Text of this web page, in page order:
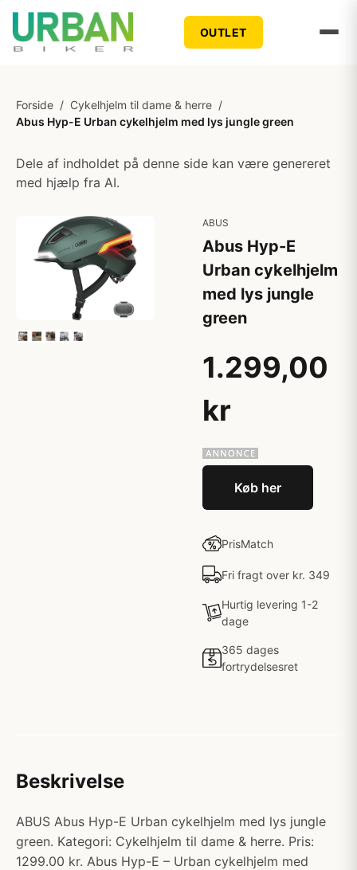
OUTLET
Forside / Cykelhjelm til dame & herre /
Abus Hyp-E Urban cykelhjelm med lys jungle green
Dele af indholdet på denne side kan være genereret
med hjælp fra AI.
ABUS
Abus Hyp-E
Urban cykelhjelm
med lys jungle
green
1.299,00
kr
Køb her
PrisMatch
Fri fragt over kr. 349
Hurtig levering 1-2
dage
365 dages
fortrydelsesret
Beskrivelse
ABUS Abus Hyp-E Urban cykelhjelm med lys jungle
green. Kategori: Cykelhjelm til dame & herre. Pris:
1299.00 kr. Abus Hyp-E – Urban cykelhjelm med